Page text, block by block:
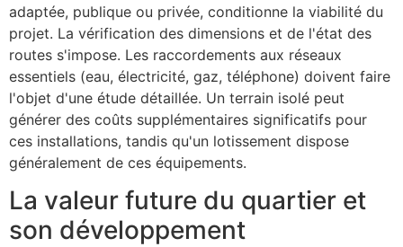
adaptée, publique ou privée, conditionne la viabilité du
projet. La vérification des dimensions et de l'état des
routes s'impose. Les raccordements aux réseaux
essentiels (eau, électricité, gaz, téléphone) doivent faire
l'objet d'une étude détaillée. Un terrain isolé peut
générer des coûts supplémentaires significatifs pour
ces installations, tandis qu'un lotissement dispose
généralement de ces équipements.
La valeur future du quartier et
son développement